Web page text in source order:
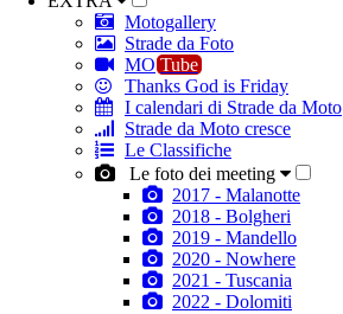
Motogallery
Strade da Foto
MO Tube
Thanks God is Friday
I calendari di Strade da Moto
Strade da Moto cresce
Le Classifiche
Le foto dei meeting
2017 - Malanotte
2018 - Bolgheri
2019 - Mandello
2020 - Nowhere
2021 - Tuscania
2022 - Dolomiti